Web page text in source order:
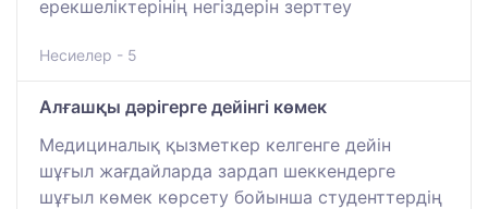
ерекшеліктерінің негіздерін зерттеу
Несиелер - 5
Алғашқы дәрігерге дейінгі көмек
Медициналық қызметкер келгенге дейін
шұғыл жағдайларда зардап шеккендерге
шұғыл көмек көрсету бойынша студенттердің